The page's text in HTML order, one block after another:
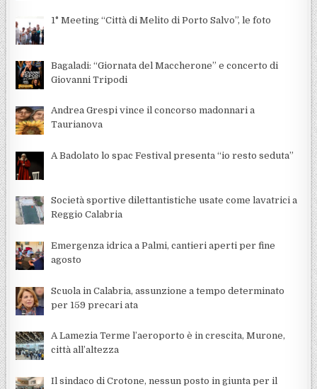
1° Meeting “Città di Melito di Porto Salvo”, le foto
Bagaladi: “Giornata del Maccherone” e concerto di
Giovanni Tripodi
Andrea Grespi vince il concorso madonnari a
Taurianova
A Badolato lo spac Festival presenta “io resto seduta”
Società sportive dilettantistiche usate come lavatrici a
Reggio Calabria
Emergenza idrica a Palmi, cantieri aperti per fine
agosto
Scuola in Calabria, assunzione a tempo determinato
per 159 precari ata
A Lamezia Terme l’aeroporto è in crescita, Murone,
città all’altezza
Il sindaco di Crotone, nessun posto in giunta per il